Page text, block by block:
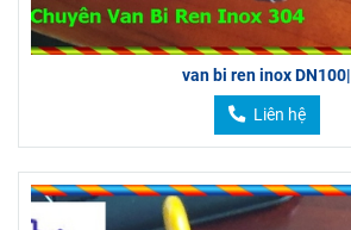
van bi ren inox DN100|
Liên hệ